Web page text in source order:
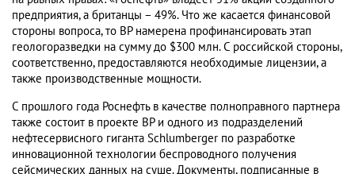
предприятия, а британцы – 49%. Что же касается финансовой
стороны вопроса, то BP намерена профинансировать этап
геологоразведки на сумму до $300 млн. С российской стороны,
соответственно, предоставляются необходимые лицензии, а
также производственные мощности.
С прошлого года Роснефть в качестве полноправного партнера
также состоит в проекте BP и одного из подразделений
нефтесервисного гиганта Schlumberger по разработке
инновационной технологии беспроводного получения
сейсмических данных на суше. Документы, подписанные в